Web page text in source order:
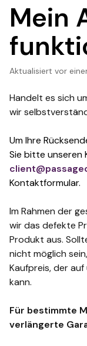
Mein
Aktualisiert vor
Handelt es sich
wir
Um Ihre
Sie bitte unseren
Kontaktformular.
Im Rahmen der
wir das defekte
Produkt aus.
nicht möglich
Kaufpreis, der
kann.
Für bestimmte
verlängerte